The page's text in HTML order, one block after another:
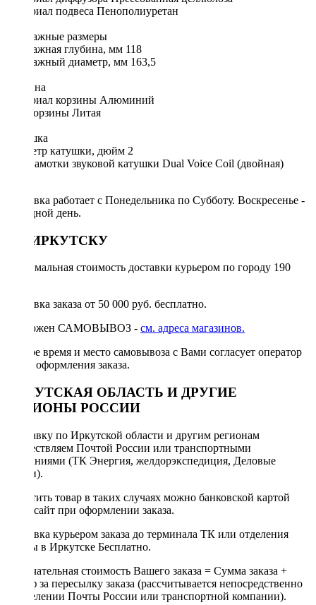
Материал подвеса Пенополиуретан
Монтажные размеры
Монтажная глубина, мм 118
Монтажный диаметр, мм 163,5
Корзина
Материал корзины Алюминий
Тип корзины Литая
Катушка
Диаметр катушки, дюйм 2
Тип намотки звуковой катушки Dual Voice Coil (двойная)
Доставка работает с Понедельника по Субботу. Воскресенье -
выходной день.
ПО ИРКУТСКУ
Минимальная стоимость доставки курьером по городу 190
Доставка заказа от 50 000 руб. бесплатно.
Возможен САМОВЫВОЗ - см. адреса магазинов.
Точное время и место самовывоза с Вами согласует оператор
после оформления заказа.
ИРКУТСКАЯ ОБЛАСТЬ И ДРУГИЕ
РЕГИОНЫ РОССИИ
Отправку по Иркутской области и другим регионам
осуществляем Почтой России или транспортными
компаниями (ТК Энергия, желдорэкспедиция, Деловые
линии).
Оплатить товар в таких случаях можно банковской картой
через сайт при оформлении заказа.
Доставка курьером заказа до терминала ТК или отделения
Почты в Иркутске Бесплатно.
Окончательная стоимость Вашего заказа = Сумма заказа +
Тариф за пересылку заказа (рассчитывается непосредственно
в отделении Почты России или транспортной компании).